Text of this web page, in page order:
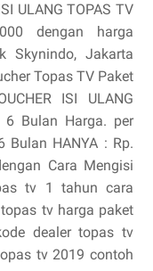
ULANG TOPAS TV
dengan harga
Skynindo, Jakarta
Topas TV Paket
ISI ULANG
6 Bulan Harga. per
Bulan HANYA : Rp.
Cara Mengisi
tv 1 tahun cara
tv harga paket
dealer topas tv
tv 2019 contoh